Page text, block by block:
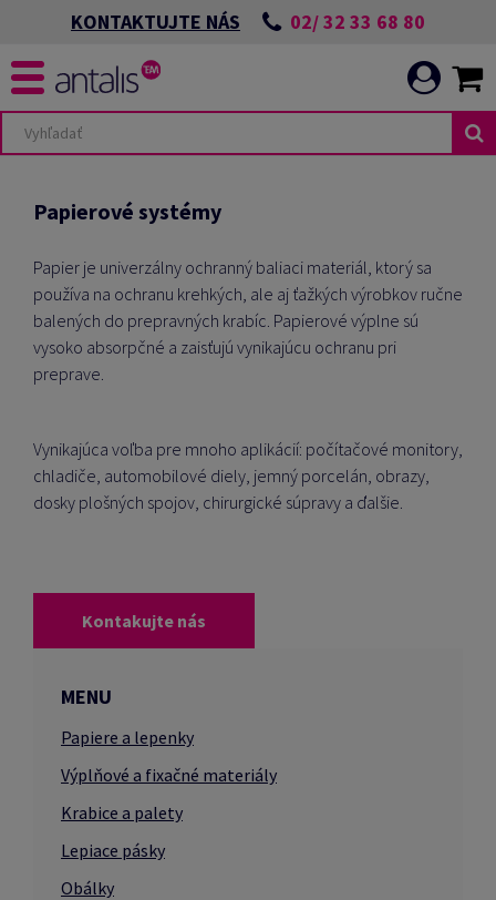
KONTAKTUJTE NÁS 02/ 32 33 68 80
Papierové systémy
Papier je univerzálny ochranný baliaci materiál, ktorý sa
používa na ochranu krehkých, ale aj ťažkých výrobkov ručne
balených do prepravných krabíc. Papierové výplne sú
vysoko absorpčné a zaisťujú vynikajúcu ochranu pri
preprave.
Vynikajúca voľba pre mnoho aplikácií: počítačové monitory,
chladiče, automobilové diely, jemný porcelán, obrazy,
dosky plošných spojov, chirurgické súpravy a ďalšie.
Kontakujte nás
MENU
Papiere a lepenky
Výplňové a fixačné materiály
Krabice a palety
Lepiace pásky
Obálky